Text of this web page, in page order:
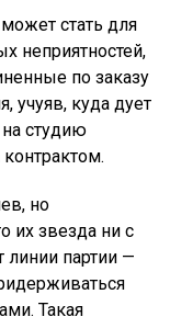
стать для
неприятностей,
по заказу
учуяв, куда дует
на студию
но
их звезда ни с
линии партии —
Такая